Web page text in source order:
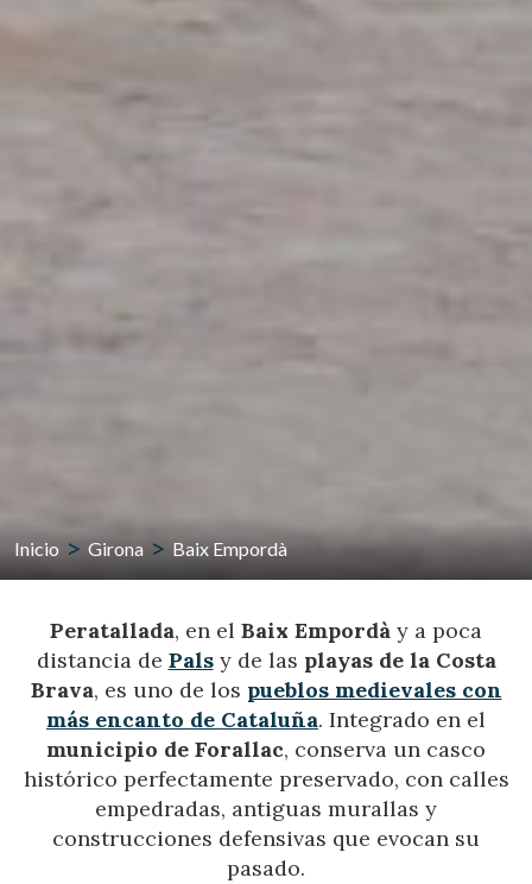
Inicio Girona Baix Empordà
Peratallada, en el Baix Empordà y a poca
distancia de Palsy de las playas de la Costa
Brava, es uno de los pueblos medievales con
más encanto de Cataluña. Integrado en el
municipio de Forallac, conserva un casco
histórico perfectamente preservado, con calles
empedradas, antiguas murallas y
construcciones defensivas que evocan su
pasado.